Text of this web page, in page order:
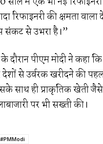
रिफाइनरी की क्षमता
संकट से उभरा है।”
के दौरान पीएम मोदी ने
देशों से उर्वरक खरीदने की
साथ ही प्राकृतिक खेती जैसे
पर भी सख्ती की।
#PMModi